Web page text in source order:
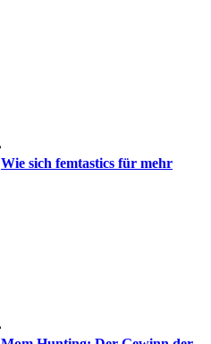
Wie sich femtastics für mehr